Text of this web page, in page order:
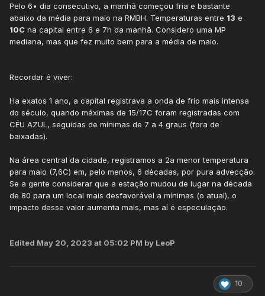
Pelo 6• dia consecutivo, a manhã começou fria e bastante
abaixo da média para maio na RMBH. Temperaturas entre 13 e
10C na capital entre 6 e 7h da manhã. Considero uma MP
mediana, mas que fez muito bem para a média de maio.
Recordar é viver:
Ha exatos 1 ano, a capital registrava a onda de frio mais intensa
do século, quando máximas de 15/17C foram registradas com
CÉU AZUL, seguidas de mínimas de 7 a 4 graus (fora de
baixadas).
Na área central da cidade, registramos a 2a menor temperatura
para maio (7,6C) em, pelo menos, 6 décadas, por pura advecção.
Se a gente considerar que a estação mudou de lugar na década
de 80 para um local mais desfavorável a mínimas (o atual), o
impacto desse valor aumenta mais, mas aí é especulação.
Edited May 20, 2023 at 05:02 PM by LeoP
10